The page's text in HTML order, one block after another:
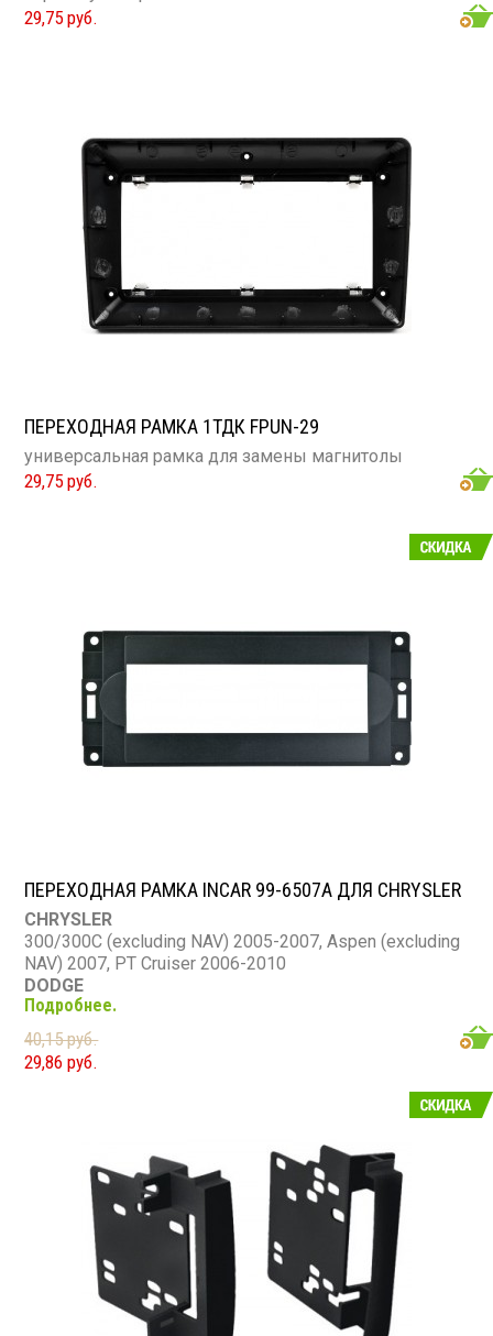
29,75 руб.
ПЕРЕХОДНАЯ РАМКА 1ТДК FPUN-29
универсальная рамка для замены магнитолы
29,75 руб.
ПЕРЕХОДНАЯ РАМКА INCAR 99-6507A ДЛЯ CHRYSLER
CHRYSLER
300/300C (excluding NAV) 2005-2007, Aspen (excluding
NAV) 2007, PT Cruiser 2006-2010
DODGE
Caliber 2007-08, Charger 2006-07, Dakota 2005-07,
Durango 2004-07, Magnum (excluding nav) 2005-07, Ram
1500 2006-08, Ram 2500/3500 2006-09, Ram Chassis
Cab 2008-2010
Commander (excluding NAV) 2006-07, Compass 2007-
08, Grand Cherokee (excluding NAV) 2005-07, Patriot
Подробнее.
40,15 руб.
29,86 руб.